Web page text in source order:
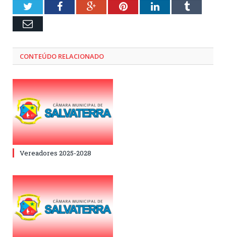
TwitterFacebookGoogle+PinterestLinkedInTumblr
Email
CONTEÚDO RELACIONADO
Vereadores 2025-2028